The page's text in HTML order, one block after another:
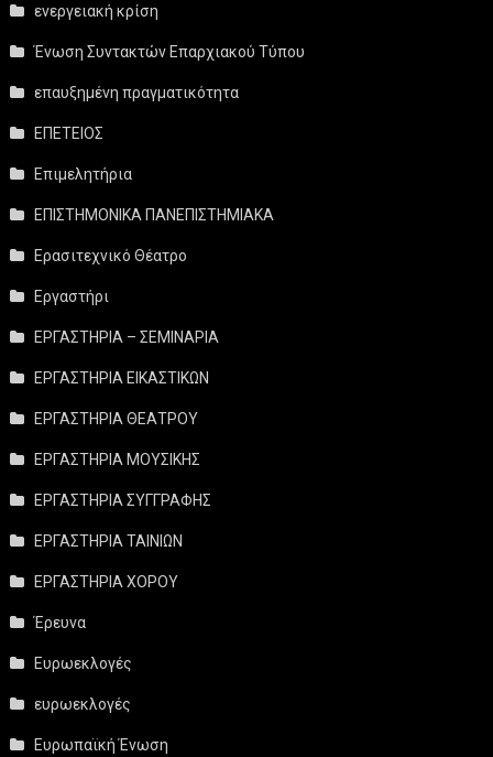
ενεργειακή κρίση
Ένωση Συντακτών Επαρχιακού Τύπου
επαυξημένη πραγματικότητα
ΕΠΕΤΕΙΟΣ
Επιμελητήρια
ΕΠΙΣΤΗΜΟΝΙΚΑ ΠΑΝΕΠΙΣΤΗΜΙΑΚΑ
Ερασιτεχνικό Θέατρο
Εργαστήρι
ΕΡΓΑΣΤΗΡΙΑ – ΣΕΜΙΝΑΡΙΑ
ΕΡΓΑΣΤΗΡΙΑ ΕΙΚΑΣΤΙΚΩΝ
ΕΡΓΑΣΤΗΡΙΑ ΘΕΑΤΡΟΥ
ΕΡΓΑΣΤΗΡΙΑ ΜΟΥΣΙΚΗΣ
ΕΡΓΑΣΤΗΡΙΑ ΣΥΓΓΡΑΦΗΣ
ΕΡΓΑΣΤΗΡΙΑ ΤΑΙΝΙΩΝ
ΕΡΓΑΣΤΗΡΙΑ ΧΟΡΟΥ
Έρευνα
Ευρωεκλογές
ευρωεκλογές
Ευρωπαϊκή Ένωση